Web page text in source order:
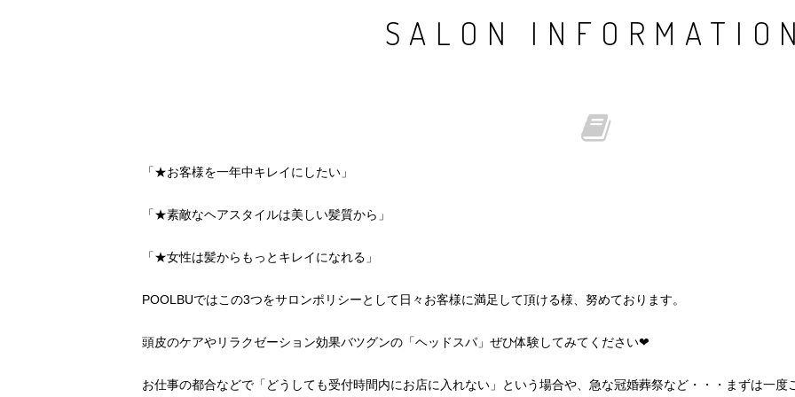
SALON
「★お客様を一年中キレイにしたい」
「★素敵なヘアスタイルは美しい髪質から」
「★女性は髪からもっとキレイになれる」
POOLBUではこの3つをサロンポリシーとして日々お客様に満足して頂ける様、努めております。
頭皮のケアやリラクゼーション効果バツグンの「ヘッドスパ」ぜひ体験してみてください❤
お仕事の都合などで「どうしても受付時間内にお店に入れない」という場合や、急な冠婚葬祭など・・・まずは一度